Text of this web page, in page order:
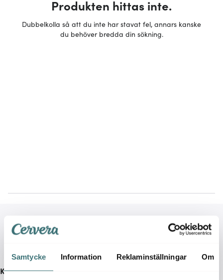
Samtycke Information Reklaminställningar Om
Produkten hittas inte.
Dubbelkolla så att du inte har stavat fel, annars kanske
du behöver bredda din sökning.
Kundservice